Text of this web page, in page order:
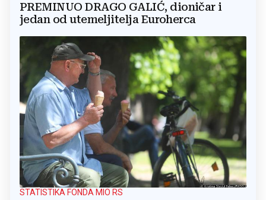
PREMINUO DRAGO GALIĆ, dioničar i
jedan od utemeljitelja Euroherca
STATISTIKA FONDA MIO RS